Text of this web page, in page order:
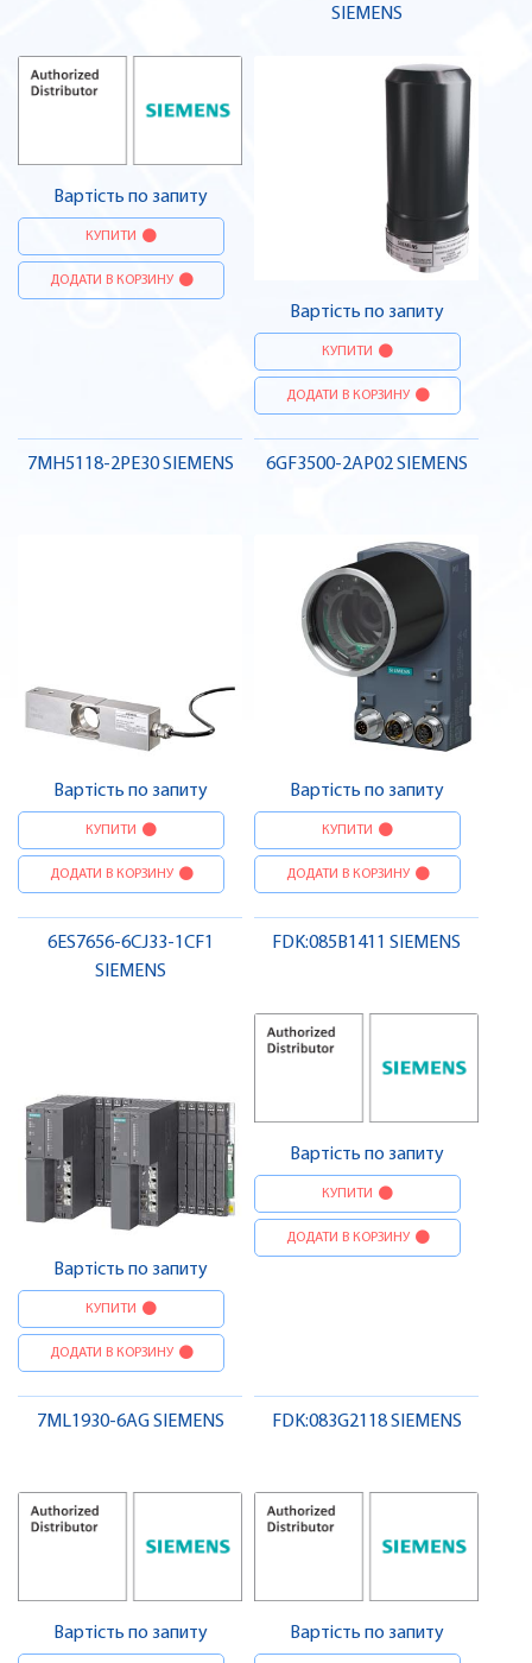
Вартість по запиту
КУПИТИ
ДОДАТИ В КОРЗИНУ
SIEMENS
Вартість по запиту
КУПИТИ
ДОДАТИ В КОРЗИНУ
7MH5118-2PE30 SIEMENS
Вартість по запиту
КУПИТИ
ДОДАТИ В КОРЗИНУ
6GF3500-2AP02 SIEMENS
Вартість по запиту
КУПИТИ
ДОДАТИ В КОРЗИНУ
6ES7656-6CJ33-1CF1
SIEMENS
Вартість по запиту
КУПИТИ
ДОДАТИ В КОРЗИНУ
FDK:085B1411 SIEMENS
Вартість по запиту
КУПИТИ
ДОДАТИ В КОРЗИНУ
7ML1930-6AG SIEMENS
Вартість по запиту
FDK:083G2118 SIEMENS
Вартість по запиту